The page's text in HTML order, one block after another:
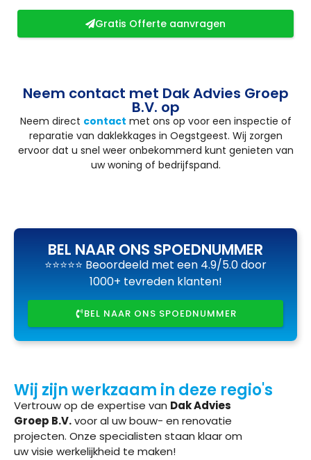
Gratis Offerte aanvragen
Neem contact met Dak Advies Groep
B.V. op
Neem direct contact met ons op voor een inspectie of
reparatie van daklekkages in Oegstgeest. Wij zorgen
ervoor dat u snel weer onbekommerd kunt genieten van
uw woning of bedrijfspand.
BEL NAAR ONS SPOEDNUMMER
⭐⭐⭐⭐⭐ Beoordeeld met een 4.9/5.0 door
1000+ tevreden klanten!
BEL NAAR ONS SPOEDNUMMER
Wij zijn werkzaam in deze regio's
Vertrouw op de expertise van Dak Advies
Groep B.V.voor al uw bouw- en renovatie
projecten. Onze specialisten staan klaar om
uw visie werkelijkheid te maken!